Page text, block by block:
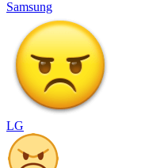
Samsung
LG